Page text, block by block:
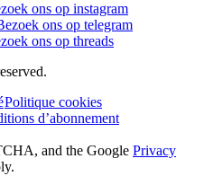
ons op instagram
ons op telegram
ons op threads
Politique cookies
d’abonnement
and the Google Privacy